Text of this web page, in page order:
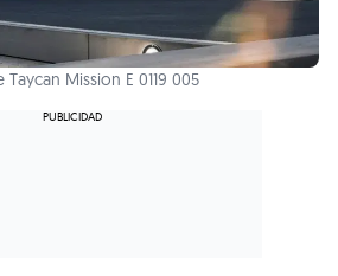
Taycan Mission E 0119 005